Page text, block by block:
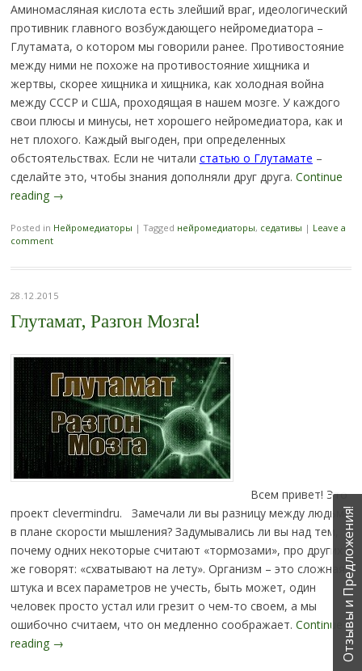
Аминомасляная кислота есть злейший враг, идеологический
противник главного возбуждающего нейромедиатора –
Глутамата, о котором мы говорили ранее. Противостояние
между ними не похоже на противостояние хищника и
жертвы, скорее хищника и хищника, как холодная война
между СССР и США, проходящая в нашем мозге. У каждого
свои плюсы и минусы, нет хорошего нейромедиатора, как и
нет плохого. Каждый выгоден, при определенных
обстоятельствах. Если не читали статью о Глутамате –
сделайте это, чтобы знания дополняли друг друга. Continue
reading →
Posted in Нейромедиаторы | Tagged нейромедиаторы, седативы | Leave a
comment
28.12.2015
Глутамат, Разгон Мозга!
Всем привет! Это
проект clevermindru. Замечали ли вы разницу между людьми
в плане скорости мышления? Задумывались ли вы над тем,
почему одних некоторые считают «тормозами», про других
же говорят: «схватывают на лету». Организм – это сложная
штука и всех параметров не учесть, быть может, один
человек просто устал или грезит о чем-то своем, а мы
ошибочно считаем, что он медленно соображает. Continue
reading → Отзывы и Предложения!